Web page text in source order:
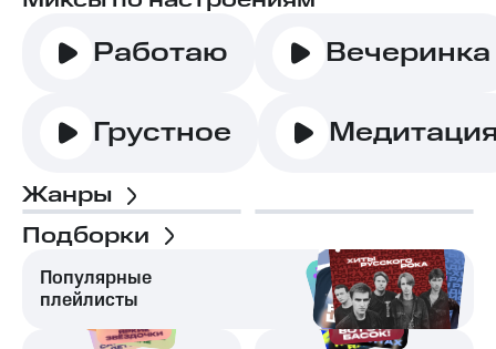
Работаю Вечеринка
Грустное
Жанры
Подборки
Популярные
плейлисты